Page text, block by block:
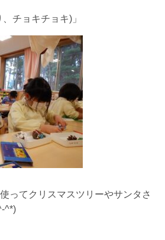
チョキチョキ)」
ってクリスマスツリーやサンタさ
^*)